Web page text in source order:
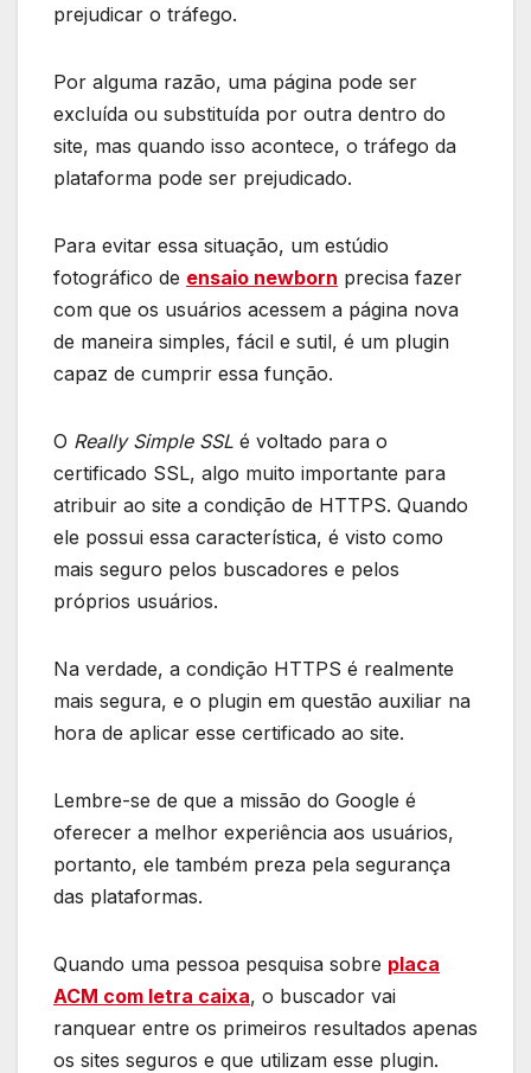
prejudicar o tráfego.
Por alguma razão, uma página pode ser
excluída ou substituída por outra dentro do
site, mas quando isso acontece, o tráfego da
plataforma pode ser prejudicado.
Para evitar essa situação, um estúdio
fotográfico de ensaio newborn precisa fazer
com que os usuários acessem a página nova
de maneira simples, fácil e sutil, é um plugin
capaz de cumprir essa função.
O Really Simple SSL é voltado para o
certificado SSL, algo muito importante para
atribuir ao site a condição de HTTPS. Quando
ele possui essa característica, é visto como
mais seguro pelos buscadores e pelos
próprios usuários.
Na verdade, a condição HTTPS é realmente
mais segura, e o plugin em questão auxiliar na
hora de aplicar esse certificado ao site.
Lembre-se de que a missão do Google é
oferecer a melhor experiência aos usuários,
portanto, ele também preza pela segurança
das plataformas.
Quando uma pessoa pesquisa sobre placa
ACM com letra caixa, o buscador vai
ranquear entre os primeiros resultados apenas
os sites seguros e que utilizam esse plugin.